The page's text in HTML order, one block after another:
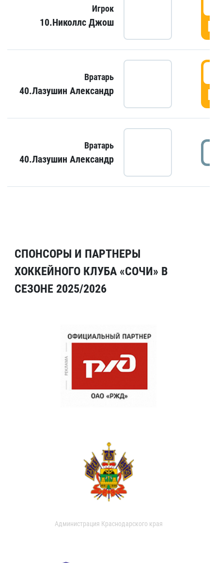
Игрок
10.Николлс Джош
Вратарь
40.Лазушин Александр
Вратарь
40.Лазушин Александр
СПОНСОРЫ И ПАРТНЕРЫ
ХОККЕЙНОГО КЛУБА «СОЧИ» В
СЕЗОНЕ 2025/2026
Администрация Краснодарского края